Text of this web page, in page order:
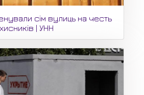
сім вулиць на честь
| УНН